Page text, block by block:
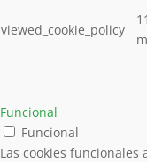
viewed_cookie_policy
11
Funcional
Funcional
Las cookies